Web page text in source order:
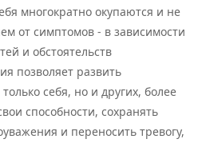
многократно окупаются и не
от симптомов - в зависимости
и обстоятельств
позволяет развить
себя, но и других, более
способности, сохранять
и переносить тревогу,